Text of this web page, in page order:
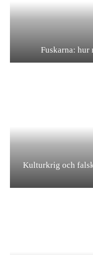
Fuskarna: hur
Kulturkrig och